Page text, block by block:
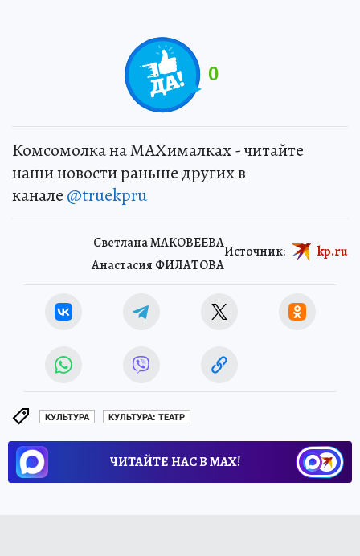
0
Комсомолка на MAXималках - читайте
наши новости раньше других в
канале @truekpru
Светлана МАКОВЕЕВА
Анастасия ФИЛАТОВА
Источник: kp.ru
КУЛЬТУРА КУЛЬТУРА: ТЕАТР
ЧИТАЙТЕ НАС В МАХ!